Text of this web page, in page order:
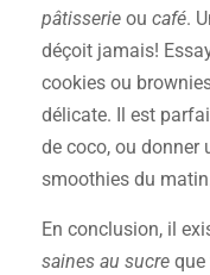
pâtisserie ou café.
déçoit jamais!
cookies ou
délicate. Il est
de coco, ou donner
smoothies du
En conclusion, il
saines au sucre que